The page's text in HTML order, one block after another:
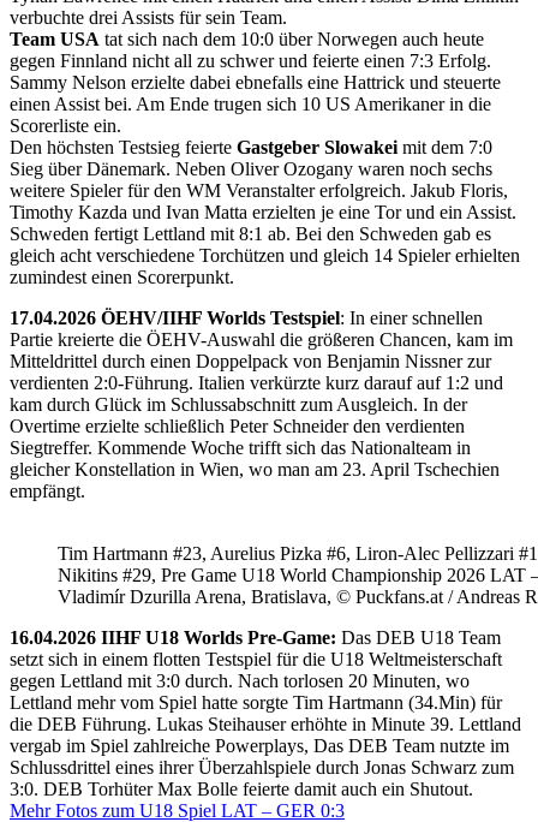
verbuchte drei Assists für sein Team.
Team USA tat sich nach dem 10:0 über Norwegen auch heute
gegen Finnland nicht all zu schwer und feierte einen 7:3 Erfolg.
Sammy Nelson erzielte dabei ebnefalls eine Hattrick und steuerte
einen Assist bei. Am Ende trugen sich 10 US Amerikaner in die
Scorerliste ein.
Den höchsten Testsieg feierte Gastgeber Slowakei mit dem 7:0
Sieg über Dänemark. Neben Oliver Ozogany waren noch sechs
weitere Spieler für den WM Veranstalter erfolgreich. Jakub Floris,
Timothy Kazda und Ivan Matta erzielten je eine Tor und ein Assist.
Schweden fertigt Lettland mit 8:1 ab. Bei den Schweden gab es
gleich acht verschiedene Torchützen und gleich 14 Spieler erhielten
zumindest einen Scorerpunkt.
17.04.2026 ÖEHV/IIHF Worlds Testspiel: In einer schnellen
Partie kreierte die ÖEHV-Auswahl die größeren Chancen, kam im
Mitteldrittel durch einen Doppelpack von Benjamin Nissner zur
verdienten 2:0-Führung. Italien verkürzte kurz darauf auf 1:2 und
kam durch Glück im Schlussabschnitt zum Ausgleich. In der
Overtime erzielte schließlich Peter Schneider den verdienten
Siegtreffer. Kommende Woche trifft sich das Nationalteam in
gleicher Konstellation in Wien, wo man am 23. April Tschechien
empfängt.
Tim Hartmann #23, Aurelius Pizka #6, Liron-Alec Pellizzari
Nikitins #29, Pre Game U18 World Championship 2026 LAT
Vladimír Dzurilla Arena, Bratislava, © Puckfans.at / Andreas
16.04.2026 IIHF U18 Worlds Pre-Game: Das DEB U18 Team
setzt sich in einem flotten Testspiel für die U18 Weltmeisterschaft
gegen Lettland mit 3:0 durch. Nach torlosen 20 Minuten, wo
Lettland mehr vom Spiel hatte sorgte Tim Hartmann (34.Min) für
die DEB Führung. Lukas Steihauser erhöhte in Minute 39. Lettland
vergab im Spiel zahlreiche Powerplays, Das DEB Team nutzte im
Schlussdrittel eines ihrer Überzahlspiele durch Jonas Schwarz zum
3:0. DEB Torhüter Max Bolle feierte damit auch ein Shutout.
Mehr Fotos zum U18 Spiel LAT – GER 0:3